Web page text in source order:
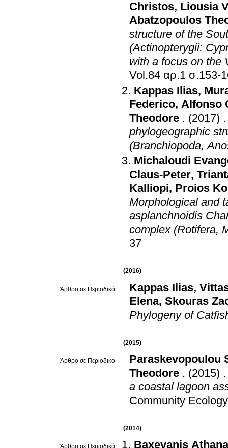
Christos, Liousia
Abatzopoulos
structure of the
(Actinopterygii:
with a focus on the
Vol.84 αρ.1
Kappas Ilias,
Federico, Alfonso
Theodore . (2017)
phylogeographic
(Branchiopoda,
Michaloudi
Claus-Peter,
Kalliopi, Proios
Morphological and
asplanchnoidis
complex (Rotifera,
37
(2016)
Άρθρο σε Περιοδικό Kappas Ilias,
Elena, Skouras
Phylogeny of
(2015)
Άρθρο σε Περιοδικό
Paraskevopoulou
Theodore . (2015)
a coastal lagoon
Community Ecology
(2014)
Baxevanis